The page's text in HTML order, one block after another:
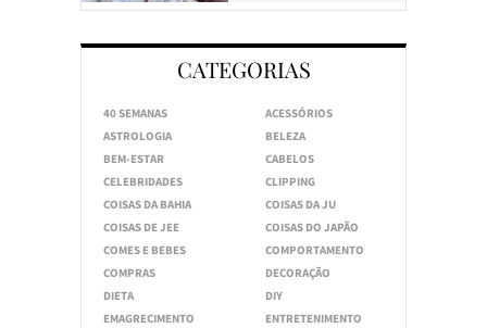
CATEGORIAS
40 SEMANAS
ACESSÓRIOS
ASTROLOGIA
BELEZA
BEM-ESTAR
CABELOS
CELEBRIDADES
CLIPPING
COISAS DA BAHIA
COISAS DA JU
COISAS DE JEE
COISAS DO JAPÃO
COMES E BEBES
COMPORTAMENTO
COMPRAS
DECORAÇÃO
DIETA
DIY
EMAGRECIMENTO
ENTRETENIMENTO